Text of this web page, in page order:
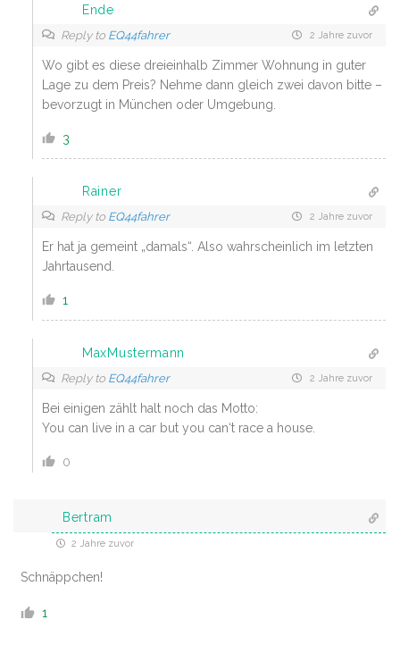
Ende
Reply to EQ44fahrer 2 Jahre zuvor
Wo gibt es diese dreieinhalb Zimmer Wohnung in guter
Lage zu dem Preis? Nehme dann gleich zwei davon bitte –
bevorzugt in München oder Umgebung.
3
Rainer
Reply to EQ44fahrer 2 Jahre zuvor
Er hat ja gemeint „damals“. Also wahrscheinlich im letzten
Jahrtausend.
1
MaxMustermann
Reply to EQ44fahrer 2 Jahre zuvor
Bei einigen zählt halt noch das Motto:
You can live in a car but you can‘t race a house.
0
Bertram
2 Jahre zuvor
Schnäppchen!
1